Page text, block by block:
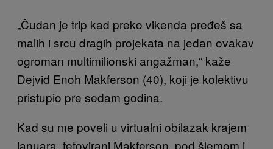
„Čudan je trip kad preko vikenda pređeš sa
malih i srcu dragih projekata na jedan ovakav
ogroman multimilionski angažman,“ kaže
Dejvid Enoh Makferson (40), koji je kolektivu
pristupio pre sedam godina.
Kad su me poveli u virtualni obilazak krajem
januara, tetovirani Makferson, pod šlemom i